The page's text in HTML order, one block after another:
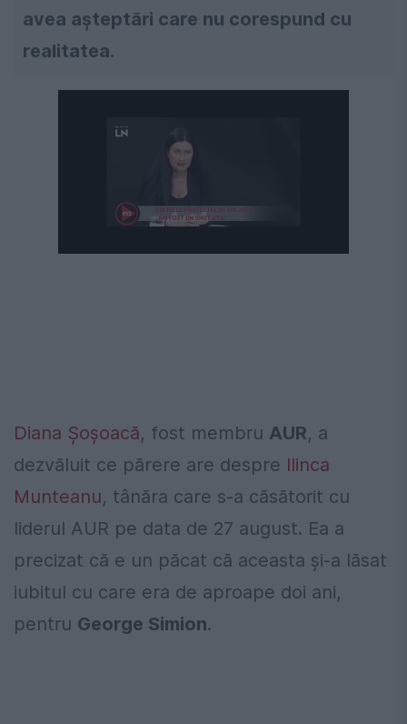
avea așteptări care nu corespund cu
realitatea.
Diana Șoșoacă, fost membru AUR, a
dezvăluit ce părere are despre Ilinca
Munteanu, tânăra care s-a căsătorit cu
liderul AUR pe data de 27 august. Ea a
precizat că e un păcat că aceasta și-a lăsat
iubitul cu care era de aproape doi ani,
pentru George Simion.